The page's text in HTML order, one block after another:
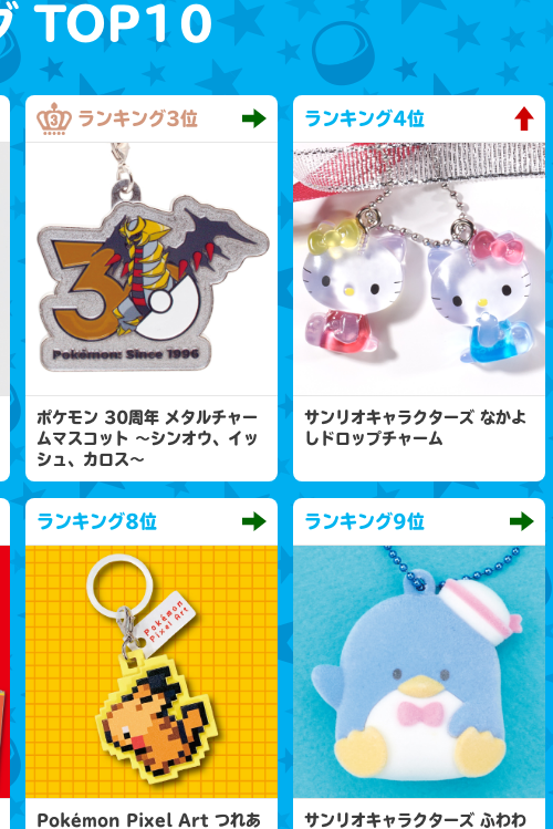
TOP10
ランキング3位
ポケモン 30周年 メタルチャー
ムマスコット 〜シンオウ、イッ
シュ、カロス〜
ランキング4位
サンリオキャラクターズ なかよ
しドロップチャーム
ランキング8位
Pokémon Pixel Art つれあ
ランキング9位
サンリオキャラクターズ ふわわ